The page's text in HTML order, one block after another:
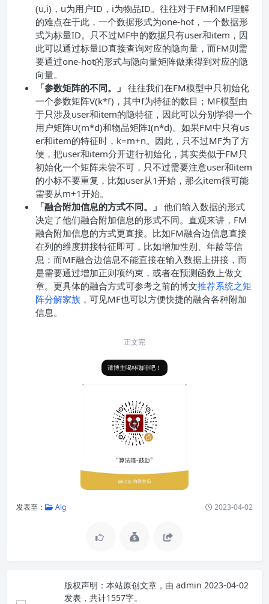
(u,i)，u为用户ID，i为物品ID。往往对于FM和MF理解
的难点在于此，一个数据形式为one-hot，一个数据形
式为标量ID。只不过MF中的数据只有user和item，因
此可以通过标量ID直接查询对应的隐向量，而FM则需
要通过one-hot的形式与隐向量矩阵做乘得到对应的隐
向量。
「参数矩阵的不同。」 往往我们在FM模型中只初始化
一个参数矩阵V(k*f)，其中f为特征的数目；MF模型由
于只涉及user和item的隐特征，因此可以分别学得一个
用户矩阵U(m*d)和物品矩阵I(n*d)。如果FM中只有us
er和item的特征时，k=m+n。因此，只不过MF为了方
便，把user和item分开进行初始化，其实类似于FM只
初始化一个矩阵未尝不可，只不过需要注意user和item
的小标不要重复，比如user从1开始，那么item很可能
需要从m+1开始。
「融合附加信息的方式不同。」 他们输入数据的形式
决定了他们融合附加信息的形式不同。直观来讲，FM
融合附加信息的方式更直接。比如FM融合边信息直接
在列的维度拼接特征即可，比如增加性别、年龄等信
息；而MF融合边信息不能直接在输入数据上拼接，而
是需要通过增加正则项约束，或者在预测函数上做文
章。更具体的融合方式可参考之前的博文推荐系统之矩
阵分解家族 ，可见MF也可以方便快捷的融合各种附加
信息。
正文完
请博主喝杯咖啡吧！
发表至： Alg 2023-04-02
版权声明： 本站原创文章，由 admin 2023-04-02
发表，共计1557字。